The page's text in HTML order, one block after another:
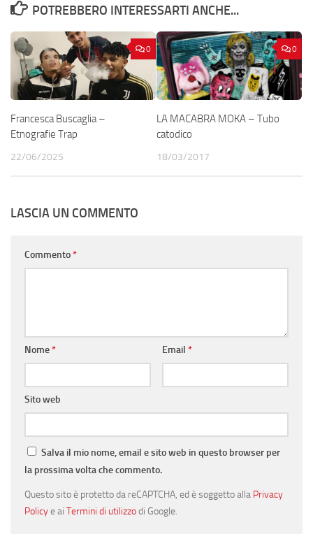
POTREBBERO INTERESSARTI ANCHE...
0
Francesca Buscaglia –
Etnografie Trap
22/06/2025
0
LA MACABRA MOKA – Tubo
catodico
18/03/2017
LASCIA UN COMMENTO
Commento*
Nome* Email *
Sito web
Salva il mio nome, email e sito web in questo browser per
la prossima volta che commento.
Questo sito è protetto da reCAPTCHA, ed è soggetto alla Privacy
Policye ai Termini di utilizzodi Google.